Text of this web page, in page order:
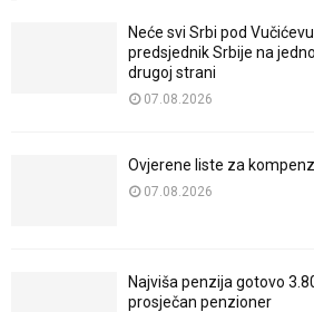
Neće svi Srbi pod
predsjednik Srbije na
drugoj strani
07.08.2026
Ovjerene liste za
07.08.2026
Najviša penzija gotovo
prosječan penzioner